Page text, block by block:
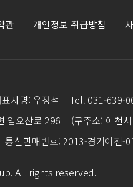
관 개인정보 취급방침
자명: 우정석
Tel. 031-639-
임오산로 296
(구주소: 이천
통신판매번호: 2013-경기이천-
All rights reserved.